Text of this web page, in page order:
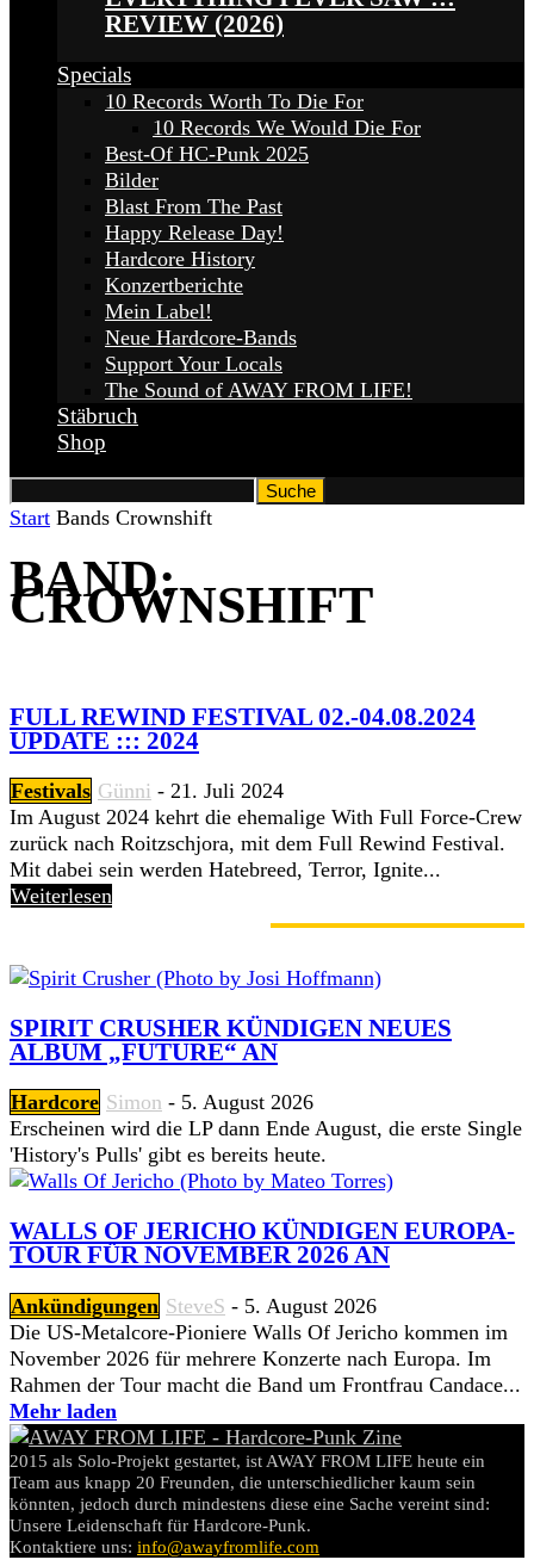
REVIEW (2026)
Specials
10 Records Worth To Die For
10 Records We Would Die For
Best-Of HC-Punk 2025
Bilder
Blast From The Past
Happy Release Day!
Hardcore History
Konzertberichte
Mein Label!
Neue Hardcore-Bands
Support Your Locals
The Sound of AWAY FROM LIFE!
Stäbruch
Shop
Start Bands Crownshift
BAND:
CROWNSHIFT
FULL REWIND FESTIVAL 02.-04.08.2024
UPDATE ::: 2024
Festivals Günni - 21. Juli 2024
Im August 2024 kehrt die ehemalige With Full Force-Crew
zurück nach Roitzschjora, mit dem Full Rewind Festival.
Mit dabei sein werden Hatebreed, Terror, Ignite...
Weiterlesen
SPIRIT CRUSHER KÜNDIGEN NEUES
ALBUM „FUTURE“ AN
Hardcore Simon - 5. August 2026
Erscheinen wird die LP dann Ende August, die erste Single
'History's Pulls' gibt es bereits heute.
WALLS OF JERICHO KÜNDIGEN EUROPA-
TOUR FÜR NOVEMBER 2026 AN
Ankündigungen SteveS - 5. August 2026
Die US-Metalcore-Pioniere Walls Of Jericho kommen im
November 2026 für mehrere Konzerte nach Europa. Im
Rahmen der Tour macht die Band um Frontfrau Candace...
Mehr laden
2015 als Solo-Projekt gestartet, ist AWAY FROM LIFE heute ein
Team aus knapp 20 Freunden, die unterschiedlicher kaum sein
könnten, jedoch durch mindestens diese eine Sache vereint sind:
Unsere Leidenschaft für Hardcore-Punk.
Kontaktiere uns: info@awayfromlife.com